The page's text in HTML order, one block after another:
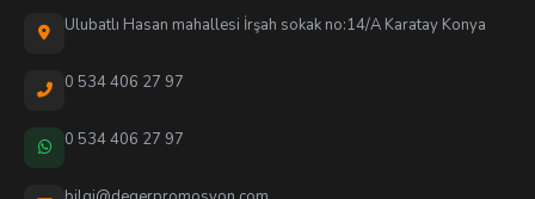
Ulubatlı Hasan mahallesi İrşah sokak no:14/A Karatay Konya
0 534 406 27 97
0 534 406 27 97